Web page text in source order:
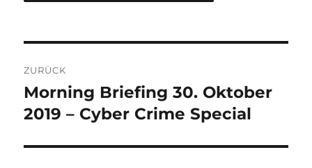
Navigation
ZURÜCK
Vorheriger
Beitrag:
Morning Briefing 30. Oktober
2019 – Cyber Crime Special